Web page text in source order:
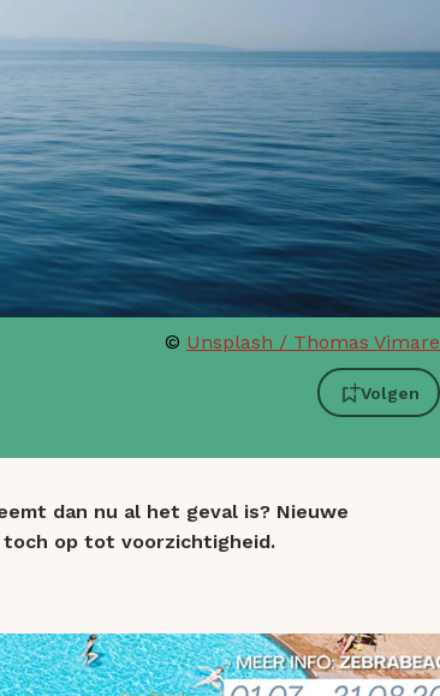
© Unsplash / Thomas Vimare
Volgen
dan nu al het geval is? Nieuwe
op tot voorzichtigheid.